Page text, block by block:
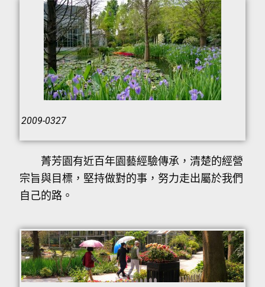
2009-0327
菁芳園有近百年園藝經驗傳承，清楚的經營
宗旨與目標，堅持做對的事，努力走出屬於我們
自己的路。